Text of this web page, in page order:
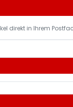
direkt in Ihrem